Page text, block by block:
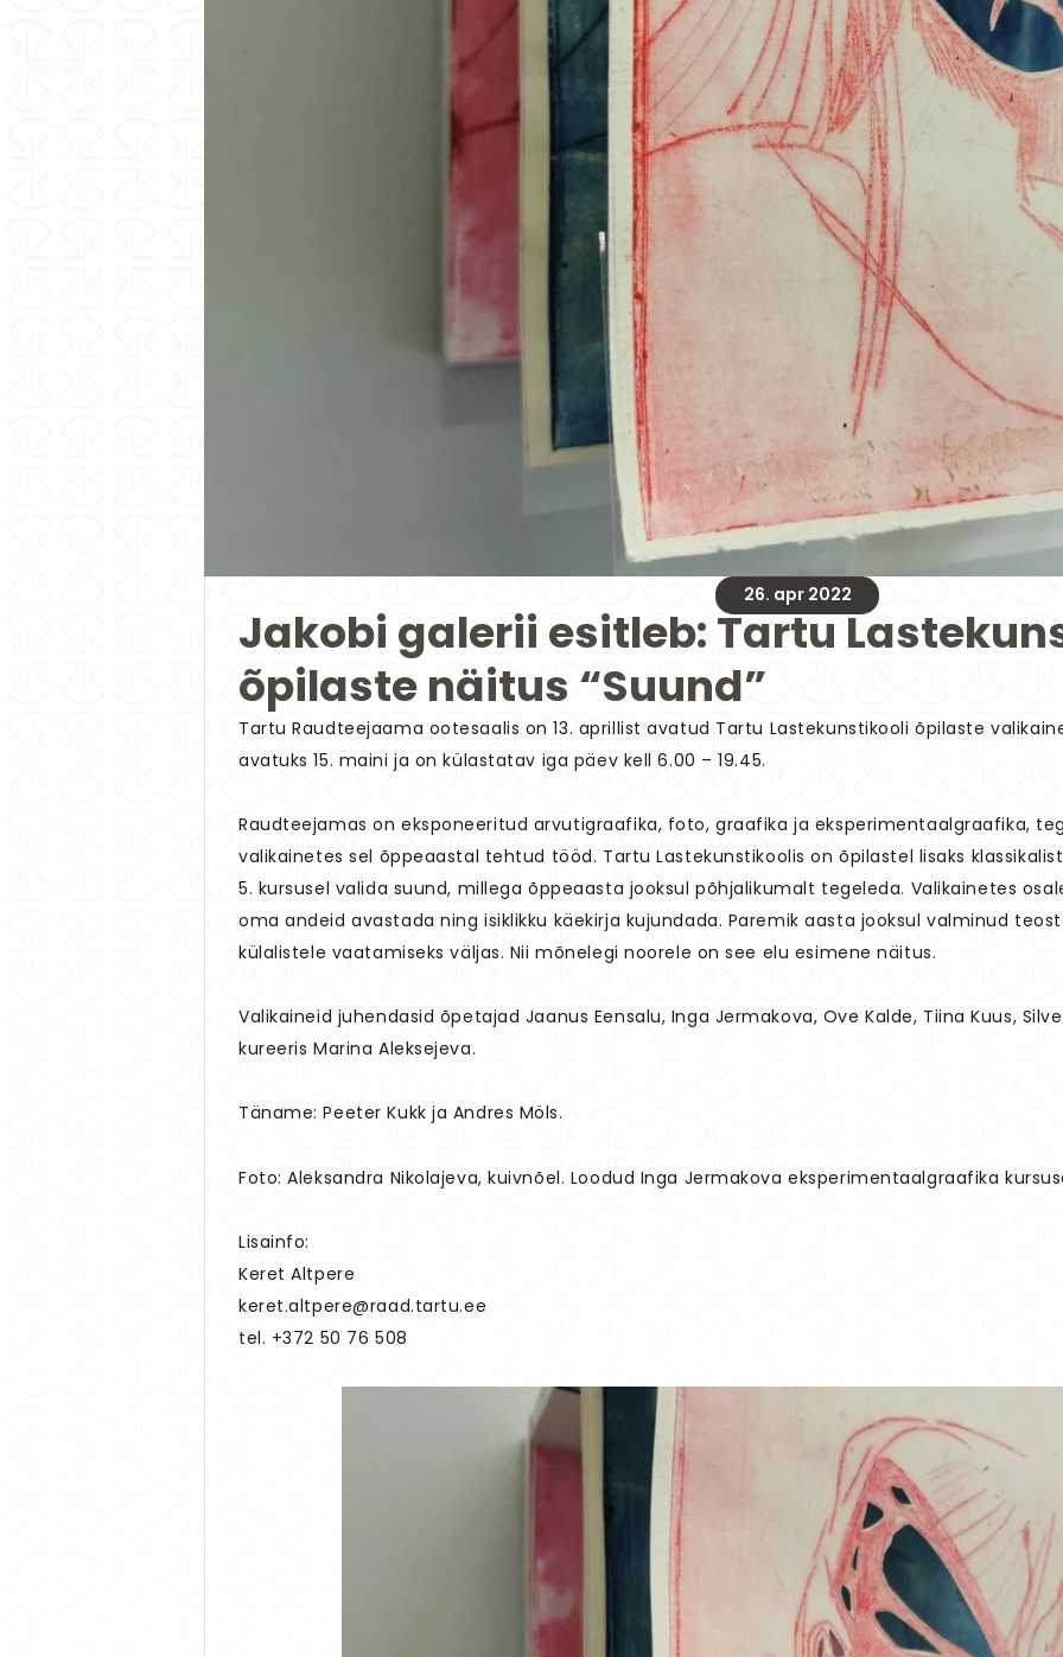
26. apr 2022
Jakobi galerii esitleb: Tartu
õpilaste näitus “Suund”
Tartu Raudteejaama ootesaalis on 13. aprillist avatud Tartu Lastekunstikooli õpilaste
avatuks 15. maini ja on külastatav iga päev kell 6.00 – 19.45.
Raudteejamas on eksponeeritud arvutigraafika, foto, graafika ja eksperimentaalgraafika,
valikainetes sel õppeaastal tehtud tööd. Tartu Lastekunstikoolis on õpilastel lisaks
5. kursusel valida suund, millega õppeaasta jooksul põhjalikumalt tegeleda. Valikainetes
oma andeid avastada ning isiklikku käekirja kujundada. Paremik aasta jooksul valminud
külalistele vaatamiseks väljas. Nii mõnelegi noorele on see elu esimene näitus.
Valikaineid juhendasid õpetajad Jaanus Eensalu, Inga Jermakova, Ove Kalde, Tiina Kuus,
kureeris Marina Aleksejeva.
Täname: Peeter Kukk ja Andres Möls.
Foto: Aleksandra Nikolajeva, kuivnõel. Loodud Inga Jermakova eksperimentaalgraafika
Lisainfo:
Keret Altpere
keret.altpere@raad.tartu.ee
tel. +372 50 76 508